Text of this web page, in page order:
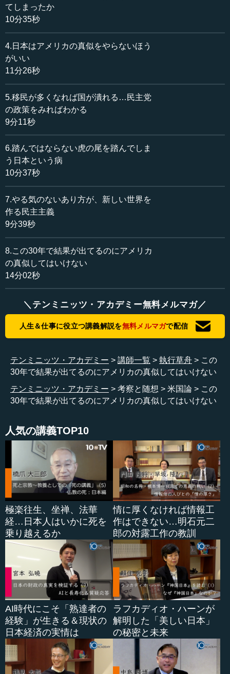
―― 戦前からアジア系移民が一番来ていたのは西海岸の
カリフォルニアなので、そのときに起きた差別が今もずっ
と続いています。
執行 今でもひどいですか。
執行 信じられないことですね。
―― スタンフォード大学の周りのエリアは安全でしょ
執行 スタンフォード大学はサンフランシスコの近くです
ね。
―― サンフランシスコから車で1時間ぐらい。そこは高級
エリアで（サンフランシスコと比べると）ものすごく安全
でしょう。
執行 でも、スタンフォード大学も滅びていくのではない
でしょうか。サンフランシスコが全然ダメだということ
は。
しています。要するに家賃がめちゃくちゃ高いのです。だ
から普通の人は、あのエリアに住めません。
執行 学生街でも（家賃が）高いのですね。
―― スタンフォード大学になると、授業料だけで10万ド
ルなので大体年間1200万円します。生活費やアパートメン
ト代を入れたら、大体2000万円ぐらいです。
―― 1年間に2000万円ないとスタンフォードに通えない
のです。
執行 アメリカは幅がすごいということですね。
―― そうです。ものすごく幅が広い。
執行 アメリカのどこと付き合うか。
―― そこを完全に握った上で、彼らの利益は侵さないよ
うな形でいくことが大事です。
執行 その「利益を侵さない」には、魂も入ります。
―― そうですね。
執行 アメリカは非常に民主主義的な一枚岩で、非常に強
い国でしたが、今日ずっと話を聞いていると、もう分裂に
分裂を重ねているということですね。だから、南北戦争を
しなくても、もうわかれている。
てしまったか
10分35秒
4.日本はアメリカの真似をやらないほう
がいい
11分26秒
5.移民が多くなれば国が潰れる…民主党
の政策をみればわかる
9分11秒
6.踏んではならない虎の尾を踏んでしま
う日本という病
10分37秒
7.やる気のないあり方が、新しい世界を
作る民主主義
9分39秒
8.この30年で結果が出てるのにアメリカ
の真似してはいけない
14分02秒
＼テンミニッツ・アカデミー無料メルマガ／
人生＆仕事に役立つ講義解説を無料メルマガで配信
テンミニッツ・アカデミー 講師一覧 執行草舟
この
30年で結果が出てるのにアメリカの真似してはいけない
テンミニッツ・アカデミー
考察と随想 米国論
この
30年で結果が出てるのにアメリカの真似してはいけない
人気の講義TOP10
極楽往生、坐禅、法華
経…日本人はいかに死を
乗り越えるか
情に厚くなければ情報工
作はできない…明石元二
郎の対露工作の教訓
AI時代にこそ「熟達者の
経験」が生きる＆現状の
日本経済の実情は
ラフカディオ・ハーンが
解明した「美しい日本」
の秘密と未来